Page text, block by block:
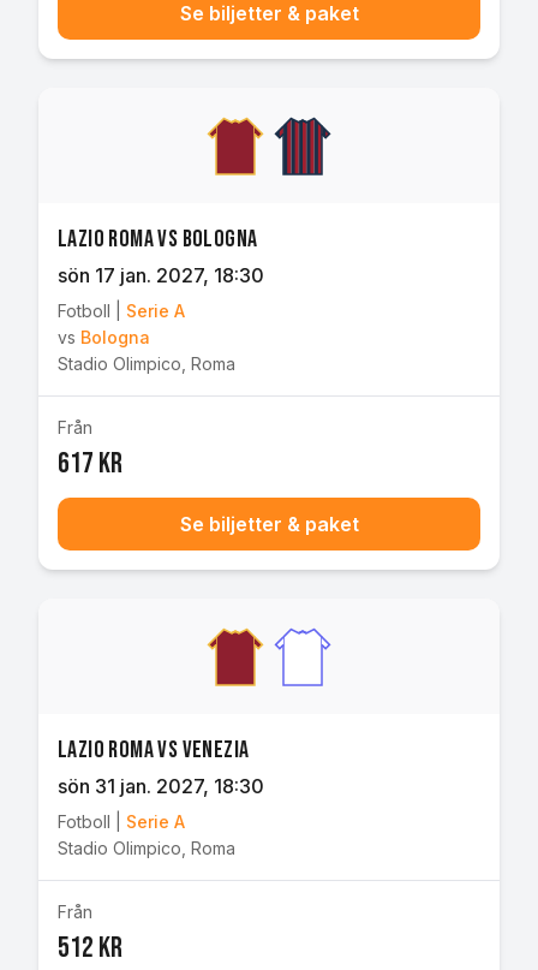
Se biljetter & paket
Lazio Roma vs Bologna
sön 17 jan. 2027, 18:30
Fotboll
Serie A
vs Bologna
Stadio Olimpico Roma
Från
617 kr
Se biljetter & paket
Lazio Roma vs Venezia
sön 31 jan. 2027, 18:30
Fotboll
Serie A
Stadio Olimpico Roma
Från
512 kr